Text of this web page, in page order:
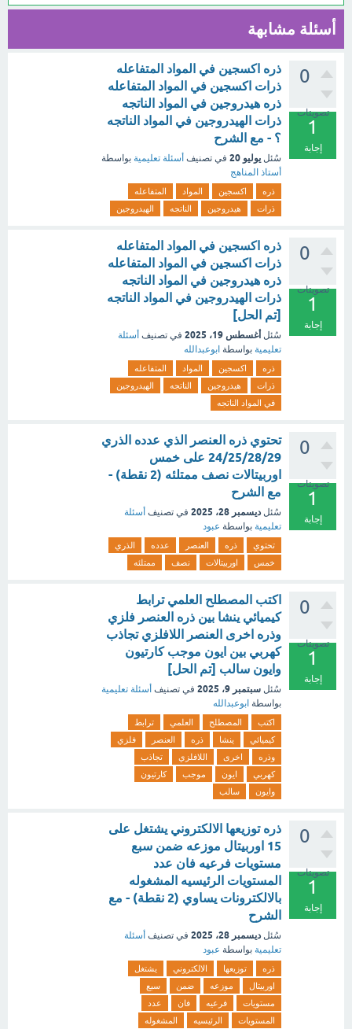
أسئلة مشابهة
0
تصويتات
1
إجابة
ذره اكسجين في المواد المتفاعله
ذرات اكسجين في المواد المتفاعله
ذره هيدروجين في المواد الناتجه
ذرات الهيدروجين في المواد الناتجه
؟ - مع الشرح
سُئل يوليو 20 في تصنيف أسئلة تعليمية بواسطة
أستاذ المناهج
ذره اكسجين المواد
المتفاعله
ذرات
هيدروجين الناتجه الهيدروجين
0
تصويتات
1
إجابة
ذره اكسجين في المواد المتفاعله
ذرات اكسجين في المواد المتفاعله
ذره هيدروجين في المواد الناتجه
ذرات الهيدروجين في المواد الناتجه
[تم الحل]
سُئل أغسطس 19، 2025 في تصنيف أسئلة
تعليمية بواسطة ابوعبدالله
ذره اكسجين المواد
المتفاعله
ذرات
هيدروجين الناتجه
الهيدروجين
في المواد الناتجه
0
تصويتات
1
إجابة
تحتوي ذره العنصر الذي عدده الذري
24/25/28/29 على خمس
اوربيتالات نصف ممتلئه (2 نقطة) -
مع الشرح
سُئل ديسمبر 28، 2025 في تصنيف أسئلة
تعليمية بواسطة عبود
تحتوي ذره العنصر عدده
الذري
خمس
اوربيتالات نصف ممتلئه
0
تصويتات
1
إجابة
اكتب المصطلح العلمي ترابط
كيميائي ينشا بين ذره العنصر فلزي
وذره اخرى العنصر اللافلزي تجاذب
كهربي بين ايون موجب كارتيون
وايون سالب [تم الحل]
سُئل سبتمبر 9، 2025 في تصنيف أسئلة تعليمية
بواسطة ابوعبدالله
اكتب المصطلح العلمي
ترابط
كيميائي
ينشا ذره العنصر
فلزي
وذره
اخرى اللافلزي
تجاذب
كهربي
ايون موجب
كارتيون
وايون
سالب
0
تصويتات
1
إجابة
ذره توزيعها الالكتروني يشتغل على
15 اوربيتال موزعه ضمن سبع
مستويات فرعيه فان عدد
المستويات الرئيسيه المشغوله
بالالكترونات يساوي (2 نقطة) - مع
الشرح
سُئل ديسمبر 28، 2025 في تصنيف أسئلة
تعليمية بواسطة عبود
ذره توزيعها الالكتروني
يشتغل
اوربيتال
موزعه ضمن
سبع
مستويات
فرعيه فان
عدد
المستويات
الرئيسيه
المشغوله